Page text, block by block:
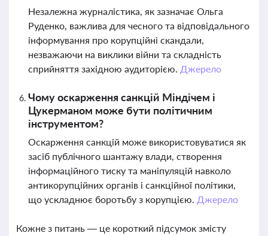
Незалежна журналістика, як зазначає Ольга
Руденко, важлива для чесного та відповідального
інформування про корупційні скандали,
незважаючи на виклики війни та складність
сприйняття західною аудиторією. Джерело
Чому оскарження санкцій Міндічем і
Цукерманом може бути політичним
інструментом?
Оскарження санкцій може використовуватися як
засіб публічного шантажу влади, створення
інформаційного тиску та маніпуляцій навколо
антикорупційних органів і санкційної політики,
що ускладнює боротьбу з корупцією. Джерело
Кожне з питань — це короткий підсумок змісту